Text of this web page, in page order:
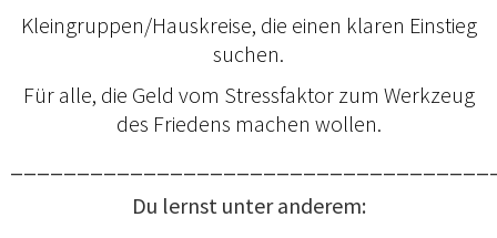
Kleingruppen/Hauskreise, die einen klaren Einstieg
suchen.
Für alle, die Geld vom Stressfaktor zum Werkzeug
des Friedens machen wollen.
Du lernst unter anderem: